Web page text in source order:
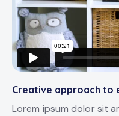
Creative approach to
Lorem ipsum dolor sit